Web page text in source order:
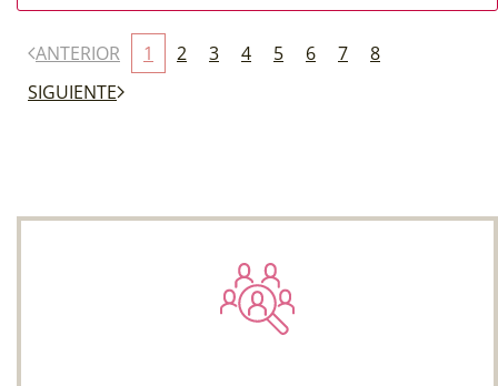
ANTERIOR 1 2 3 4 5 6 7
8
SIGUIENTE